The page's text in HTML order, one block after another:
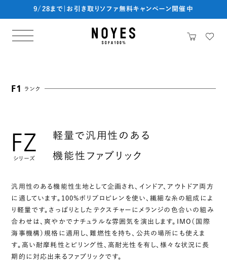
9/28まで|お引き取りソファ無料キャンペーン開催中
F1 ランク
FZ
シリーズ
軽量で汎用性のある
機能性ファブリック
汎用性のある機能性生地として企画され、インドア、アウトドア両方
に適しています。100%ポリプロピレンを使い、繊細な糸の組成によ
り軽量です。さっぱりとしたテクスチャーにメランジの色合いの組み
合わせは、爽やかでナチュラルな雰囲気を演出します。IMO（国際
海事機構）規格に適用し、難燃性を持ち、公共の場所にも使えま
す。高い耐摩耗性とピリング性、高耐光性を有し、様々な状況に長
期的に対応出来るファブリックです。